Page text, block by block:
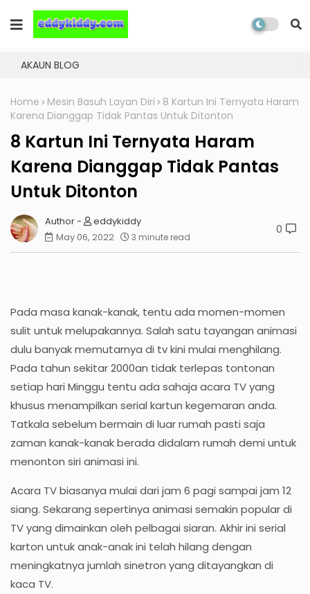
AKAUN BLOG
Home Mesin Basuh Layan Diri
8 Kartun Ini Ternyata Haram
Karena Dianggap Tidak Pantas Untuk Ditonton
8 Kartun Ini Ternyata Haram
Karena Dianggap Tidak Pantas
Untuk Ditonton
eddykiddy
May 06, 2022
3 minute read
0
Pada masa kanak-kanak, tentu ada momen-momen
sulit untuk melupakannya. Salah satu tayangan animasi
dulu banyak memutarnya di tv kini mulai menghilang.
Pada tahun sekitar 2000an tidak terlepas tontonan
setiap hari Minggu tentu ada sahaja acara TV yang
khusus menampilkan serial kartun kegemaran anda.
Tatkala sebelum bermain di luar rumah pasti saja
zaman kanak-kanak berada didalam rumah demi untuk
menonton siri animasi ini.
Acara TV biasanya mulai dari jam 6 pagi sampai jam 12
siang. Sekarang sepertinya animasi semakin popular di
TV yang dimainkan oleh pelbagai siaran. Akhir ini serial
karton untuk anak-anak ini telah hilang dengan
meningkatnya jumlah sinetron yang ditayangkan di
kaca TV.